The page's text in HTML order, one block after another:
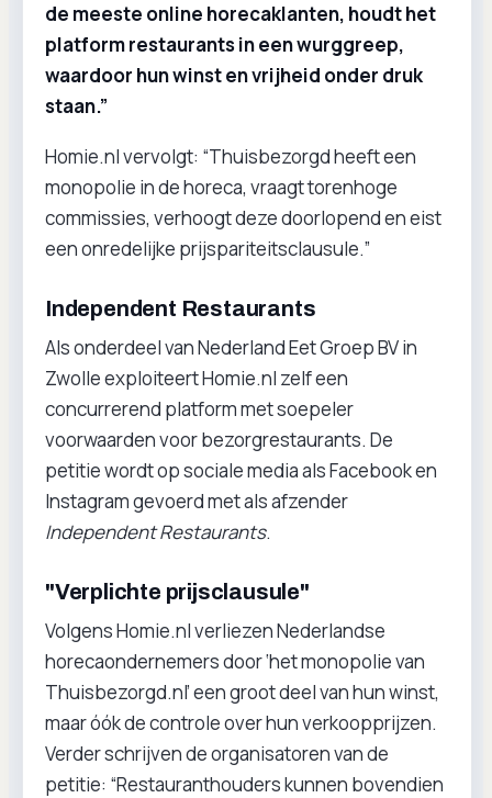
de meeste online horecaklanten, houdt het
platform restaurants in een wurggreep,
waardoor hun winst en vrijheid onder druk
staan.”
Homie.nl vervolgt: “Thuisbezorgd heeft een
monopolie in de horeca, vraagt torenhoge
commissies, verhoogt deze doorlopend en eist
een onredelijke prijspariteitsclausule.”
Independent Restaurants
Als onderdeel van Nederland Eet Groep BV in
Zwolle exploiteert Homie.nl zelf een
concurrerend platform met soepeler
voorwaarden voor bezorgrestaurants. De
petitie wordt op sociale media als Facebook en
Instagram gevoerd met als afzender
Independent Restaurants.
"Verplichte prijsclausule"
Volgens Homie.nl verliezen Nederlandse
horecaondernemers door ‘het monopolie van
Thuisbezorgd.nl’ een groot deel van hun winst,
maar óók de controle over hun verkoopprijzen.
Verder schrijven de organisatoren van de
petitie: “Restauranthouders kunnen bovendien